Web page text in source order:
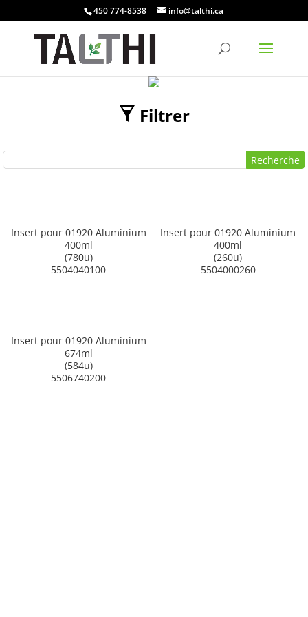
450 774-8538 info@talthi.ca
Filtrer
Insert pour 01920 Aluminium
400ml
(780u)
5504040100
Insert pour 01920 Aluminium
400ml
(260u)
5504000260
Insert pour 01920 Aluminium
674ml
(584u)
5506740200